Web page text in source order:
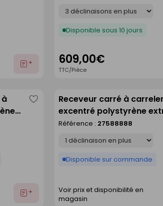
Ajouter
Disponible sous 10 jours
609,00€
TTC/Pièce
Ajouter
Enregistrer
comme
Receveur carré à carreler
excentré polystyrène
haut.4cm larg.120cm
Référence : 27588888
Disponible sur commande
Voir prix et disponibilité en
magasin